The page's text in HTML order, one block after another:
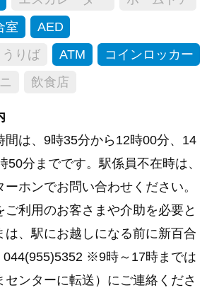
室
AED
りば
ATM
コインロッカー
飲食店
間は、9時35分から12時00分、14
50分までです。駅係員不在時は、
ホンでお問い合わせください。
ご利用のお客さまや介助を必要と
は、駅にお越しになる前に新百合
044(955)5352 ※9時～17時までは
センターに転送）にご連絡くださ